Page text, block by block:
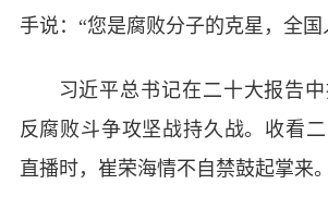
手说：“您是腐败分子的克星，全国
习近平总书记在二十大报告
反腐败斗争攻坚战持久战。收看
直播时，崔荣海情不自禁鼓起掌来。